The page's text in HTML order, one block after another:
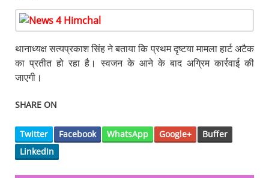
थानाध्यक्ष सत्यप्रकाश सिंह ने बताया कि प्रथम दृष्टया मामला हार्ट अटैक
का प्रतीत हो रहा है। स्वजन के आने के बाद अग्रिम कार्रवाई की
जाएगी।
SHARE ON
Twitter Facebook WhatsApp Google+
Buffer
LinkedIn